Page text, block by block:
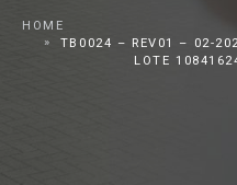
HOME
TB0024 – REV01 – 02-
LOTE